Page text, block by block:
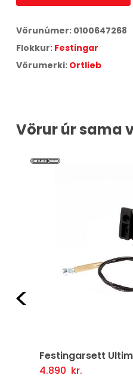
Vörunúmer: 0100647268
Flokkur: Festingar
Vörumerki: Ortlieb
Vörur úr sama
Festingarsett
4.890kr.
Setja Í Körfu